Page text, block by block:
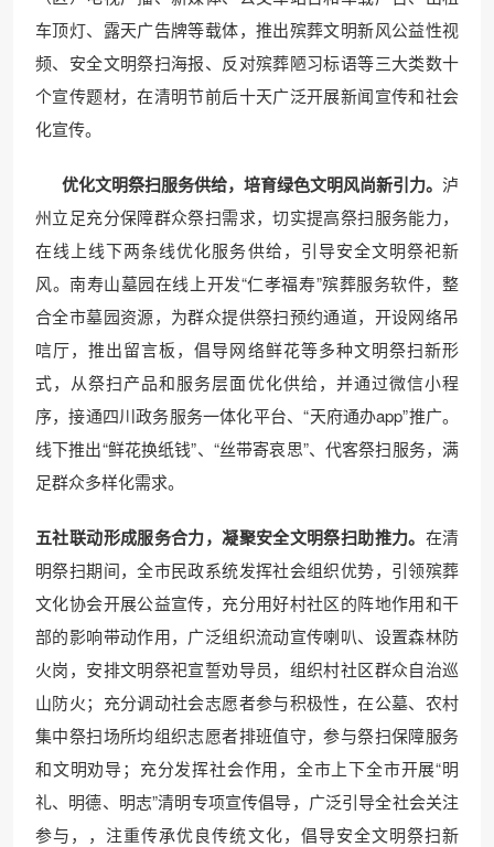
车顶灯、露天广告牌等载体，推出殡葬文明新风公益性视
频、安全文明祭扫海报、反对殡葬陋习标语等三大类数十
个宣传题材，在清明节前后十天广泛开展新闻宣传和社会
化宣传。
优化文明祭扫服务供给，培育绿色文明风尚新引力。 泸
州立足充分保障群众祭扫需求，切实提高祭扫服务能力，
在线上线下两条线优化服务供给，引导安全文明祭祀新
风。南寿山墓园在线上开发“仁孝福寿”殡葬服务软件，整
合全市墓园资源，为群众提供祭扫预约通道，开设网络吊
唁厅，推出留言板，倡导网络鲜花等多种文明祭扫新形
式，从祭扫产品和服务层面优化供给，并通过微信小程
序，接通四川政务服务一体化平台、“天府通办app”推广。
线下推出“鲜花换纸钱”、“丝带寄哀思”、代客祭扫服务，满
足群众多样化需求。
五社联动形成服务合力，凝聚安全文明祭扫助推力。 在清
明祭扫期间，全市民政系统发挥社会组织优势，引领殡葬
文化协会开展公益宣传，充分用好村社区的阵地作用和干
部的影响带动作用，广泛组织流动宣传喇叭、设置森林防
火岗，安排文明祭祀宣誓劝导员，组织村社区群众自治巡
山防火；充分调动社会志愿者参与积极性，在公墓、农村
集中祭扫场所均组织志愿者排班值守，参与祭扫保障服务
和文明劝导；充分发挥社会作用，全市上下全市开展“明
礼、明德、明志”清明专项宣传倡导，广泛引导全社会关注
参与，，注重传承优良传统文化，倡导安全文明祭扫新